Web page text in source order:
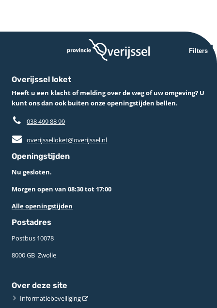
Filters
Overijssel loket
Heeft u een klacht of melding over de weg of uw omgeving? U
kunt ons dan ook buiten onze openingstijden bellen.
038 499 88 99
overijsselloket@overijssel.nl
Openingstijden
Nu gesloten.
Morgen open van 08:30 tot 17:00
Alle openingstijden
Postadres
Postbus 10078 ­
8000 GB ­ Zwolle
Over deze site
Informatiebeveiliging